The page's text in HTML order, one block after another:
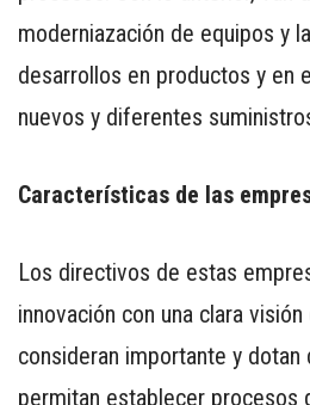
moderniazación de equipos y
desarrollos en productos y en
nuevos y diferentes
Características de las
Los directivos de estas
innovación con una clara
consideran importante y dotan
permitan establecer procesos